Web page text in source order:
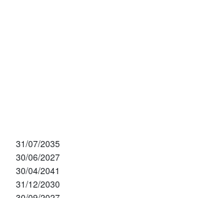
31/07/2035
30/06/2027
30/04/2041
31/12/2030